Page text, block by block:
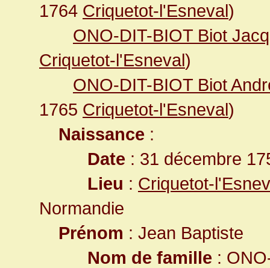
1764 Criquetot-l'Esneval)
ONO-DIT-BIOT Biot
Criquetot-l'Esneval)
ONO-DIT-BIOT Biot
1765 Criquetot-l'Esneval)
Naissance :
Date : 31 décembre
Lieu : Criquetot-
Normandie
Prénom : Jean Baptiste
Nom de famille :